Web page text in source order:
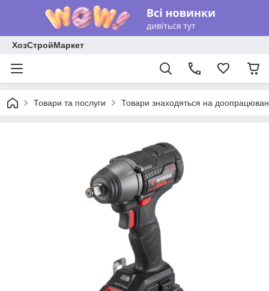
ХозСтройМаркет
Товари та послуги Товари знаходяться на